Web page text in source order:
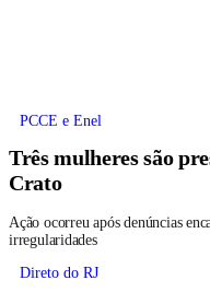
PCCE e Enel
Três mulheres são
Crato
Ação ocorreu após denúncias
irregularidades
Direto do RJ